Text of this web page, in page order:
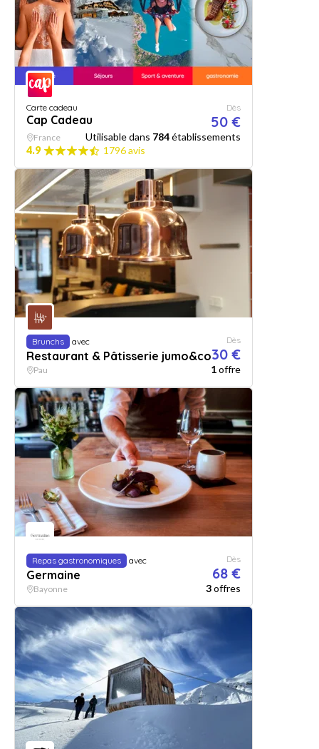
Carte cadeau
Cap Cadeau
Dès
50 €
France Utilisable dans 784établissements
4.9
1796 avis
Brunchs avec
Restaurant & Pâtisserie jumo&co
Dès
30 €
Pau 1offre
Repas gastronomiques avec
Germaine
Dès
68 €
Bayonne 3offres